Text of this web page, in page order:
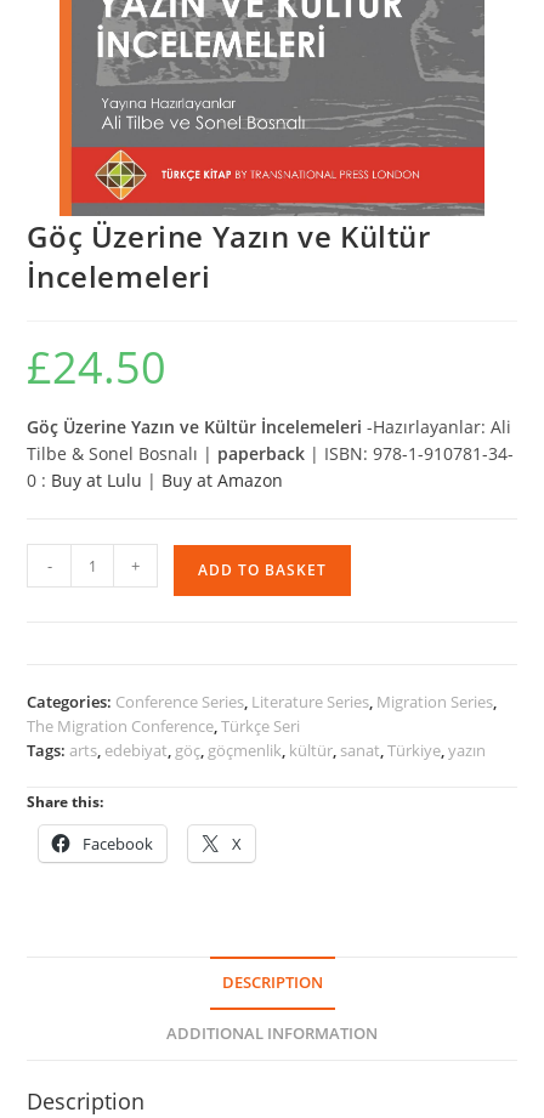
Göç Üzerine Yazın ve Kültür
İncelemeleri
£24.50
Göç Üzerine Yazın ve Kültür İncelemeleri-Hazırlayanlar: Ali
Tilbe & Sonel Bosnalı | paperback | ISBN: 978-1-910781-34-
0 : Buy at Lulu | Buy at Amazon
Üzerine
quantity
- + ADD TO BASKET
Categories: Conference Series, Literature Series, Migration Series,
The Migration Conference,Türkçe Seri
Tags:arts, edebiyat, göç, göçmenlik, kültür, sanat,Türkiye,yazın
Share this:
Facebook X
DESCRIPTION
ADDITIONAL INFORMATION
Description